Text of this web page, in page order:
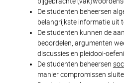
De studenten beheersen
belangrijkste informatie uit
De studenten kunnen de
beoordelen, argumenten
discussies en pleidooi-
De studenten beheersen
manier compromissen